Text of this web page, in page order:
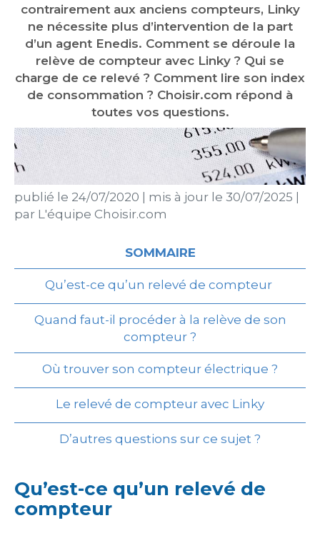
contrairement aux anciens compteurs, Linky
ne nécessite plus d’intervention de la part
d’un agent Enedis. Comment se déroule la
relève de compteur avec Linky ? Qui se
charge de ce relevé ? Comment lire son index
de consommation ? Choisir.com répond à
toutes vos questions.
publié le 24/07/2020 mis à jour le 30/07/2025
par L'équipe Choisir.com
SOMMAIRE
Qu’est-ce qu’un relevé de compteur
Quand faut-il procéder à la relève de son
compteur ?
Où trouver son compteur électrique ?
Le relevé de compteur avec Linky
D’autres questions sur ce sujet ?
Qu’est-ce qu’un relevé de
compteur